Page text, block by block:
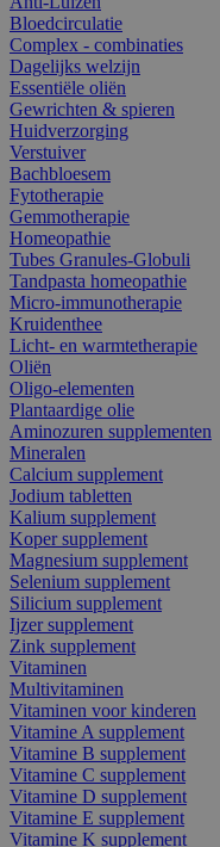
Bloedcirculatie
Complex - combinaties
Dagelijks welzijn
Essentiële oliën
Gewrichten & spieren
Huidverzorging
Verstuiver
Bachbloesem
Fytotherapie
Gemmotherapie
Homeopathie
Tubes Granules-Globuli
Tandpasta homeopathie
Micro-immunotherapie
Kruidenthee
Licht- en warmtetherapie
Oliën
Oligo-elementen
Plantaardige olie
Aminozuren supplementen
Mineralen
Calcium supplement
Jodium tabletten
Kalium supplement
Koper supplement
Magnesium supplement
Selenium supplement
Silicium supplement
Ijzer supplement
Zink supplement
Vitaminen
Multivitaminen
Vitaminen voor kinderen
Vitamine A supplement
Vitamine B supplement
Vitamine C supplement
Vitamine D supplement
Vitamine E supplement
Vitamine K supplement